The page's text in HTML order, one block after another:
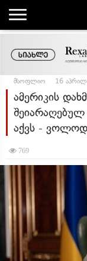
მსოფლიო 16
ამერიკის
შეიარაღებულ
აქვს -
769